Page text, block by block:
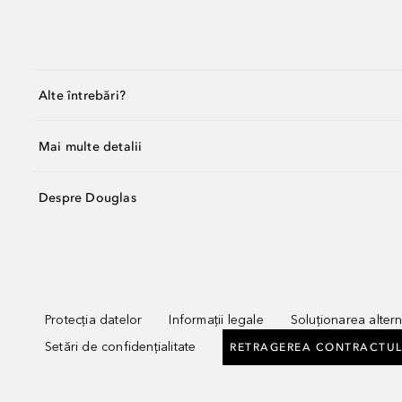
Alte întrebări?
Mai multe detalii
Despre Douglas
Protecția datelor Informații legale
Soluționarea
Setări de confidențialitate
RETRAGEREA